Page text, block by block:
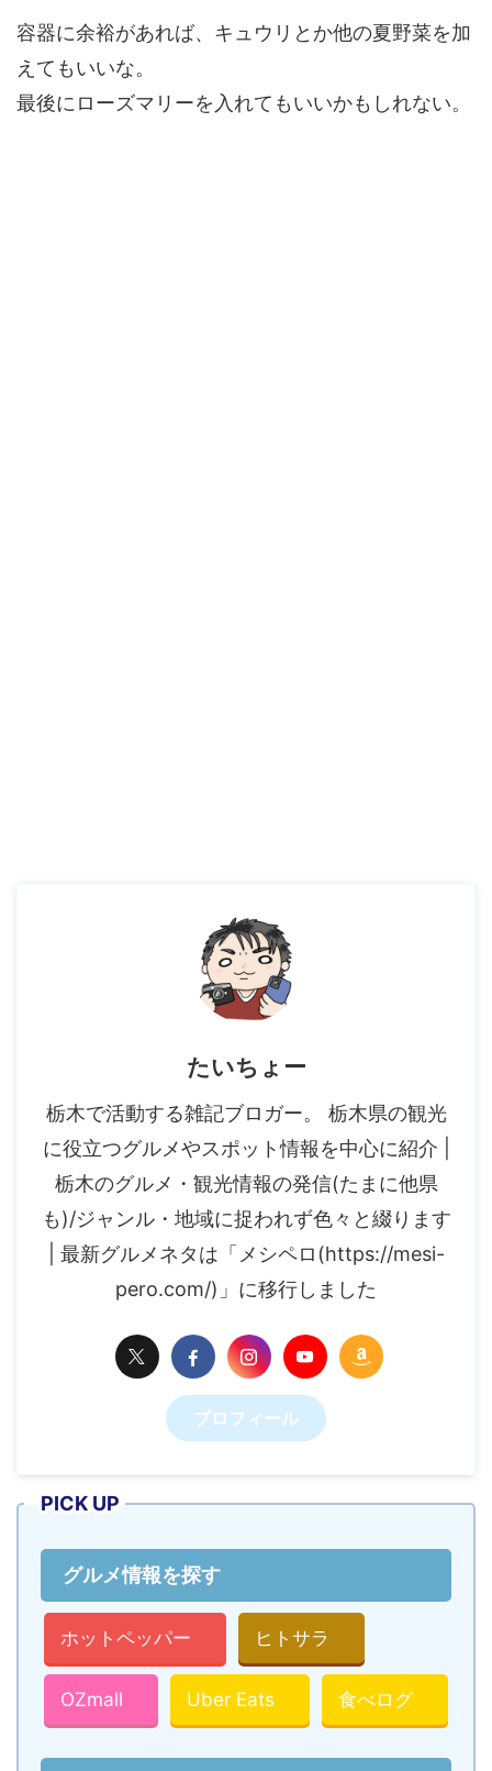
容器に余裕があれば、キュウリとか他の夏野菜を加
えてもいいな。
最後にローズマリーを入れてもいいかもしれない。
たいちょー
栃木で活動する雑記ブロガー。 栃木県の観光
に役立つグルメやスポット情報を中心に紹介 |
栃木のグルメ・観光情報の発信(たまに他県
も)/ジャンル・地域に捉われず色々と綴ります
| 最新グルメネタは「メシペロ(https://mesi-
pero.com/)」に移行しました
プロフィール
PICK UP
グルメ情報を探す
ホットペッパー ヒトサラ
OZmall Uber Eats 食べログ